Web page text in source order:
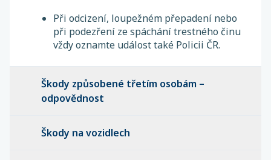
Při odcizení, loupežném přepadení nebo
při podezření ze spáchání trestného činu
vždy oznamte událost také Policii ČR.
Škody způsobené třetím osobám –
odpovědnost
Škody na vozidlech